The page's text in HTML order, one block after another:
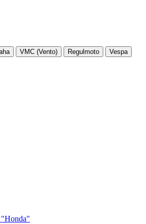
VMC (Vento) Regulmoto
Vespa
"Honda"